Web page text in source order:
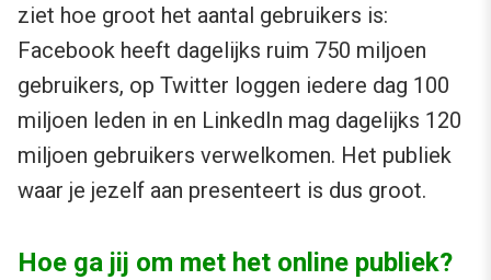
ziet hoe groot het aantal gebruikers is:
Facebook heeft dagelijks ruim 750 miljoen
gebruikers, op Twitter loggen iedere dag 100
miljoen leden in en LinkedIn mag dagelijks 120
miljoen gebruikers verwelkomen. Het publiek
waar je jezelf aan presenteert is dus groot.
Hoe ga jij om met het online publiek?